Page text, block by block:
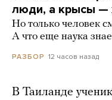
люди, а крысы —
Но только человек
А что еще наука
РАЗБОР 12 часов назад
В Таиланде